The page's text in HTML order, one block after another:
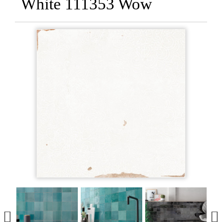
White 111353 Wow